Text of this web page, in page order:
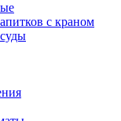
с краном